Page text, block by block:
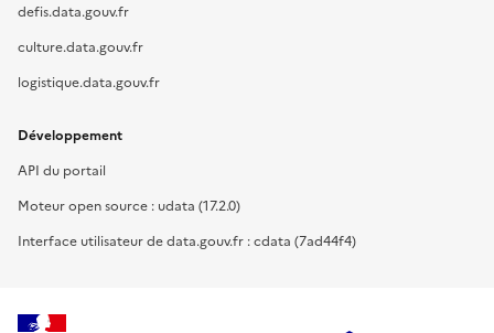
defis.data.gouv.fr
culture.data.gouv.fr
logistique.data.gouv.fr
Développement
API du portail
Moteur open source : udata (17.2.0)
Interface utilisateur de data.gouv.fr : cdata (7ad44f4)